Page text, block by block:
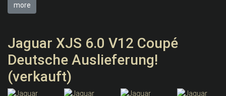
more
Jaguar XJS 6.0 V12 Coupé
Deutsche Auslieferung!
(verkauft)